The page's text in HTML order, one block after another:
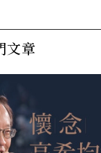
文章